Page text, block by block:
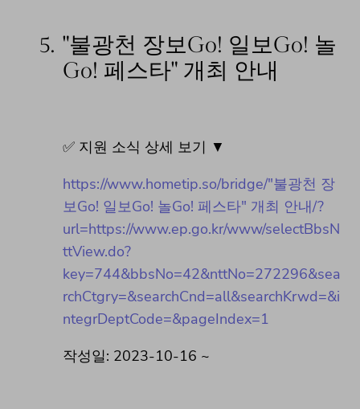
5. "불광천 장보Go! 일보Go! 놀
Go! 페스타" 개최 안내
✅ 지원 소식 상세 보기 ▼
https://www.hometip.so/bridge/"불광천 장
보Go! 일보Go! 놀Go! 페스타" 개최 안내/?
url=https://www.ep.go.kr/www/selectBbsN
ttView.do?
key=744&bbsNo=42&nttNo=272296&sea
rchCtgry=&searchCnd=all&searchKrwd=&i
ntegrDeptCode=&pageIndex=1
작성일: 2023-10-16 ~